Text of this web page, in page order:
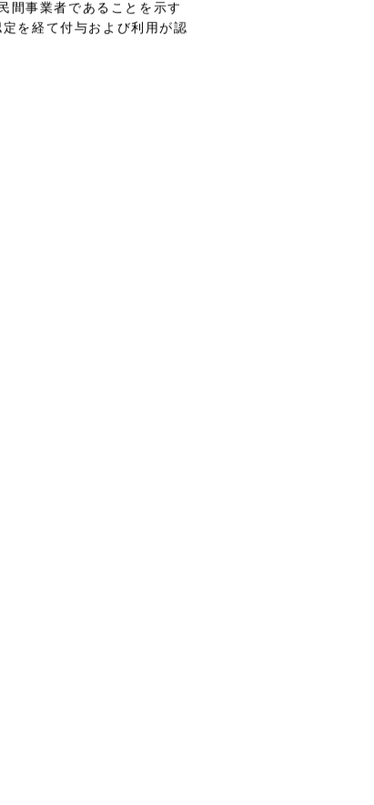
間事業者であることを示す
を経て付与および利用が認